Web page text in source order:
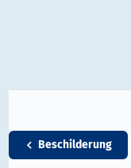
Beschilderung